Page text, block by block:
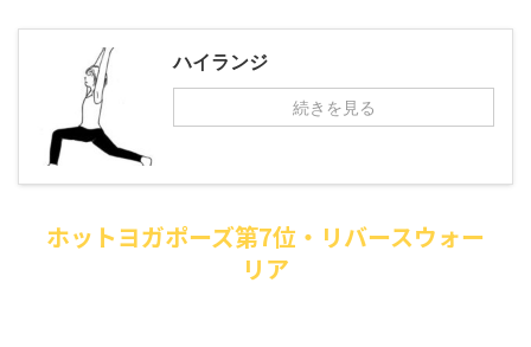
ハイランジ
続きを見る
ホットヨガポーズ第7位・リバースウォー
リア